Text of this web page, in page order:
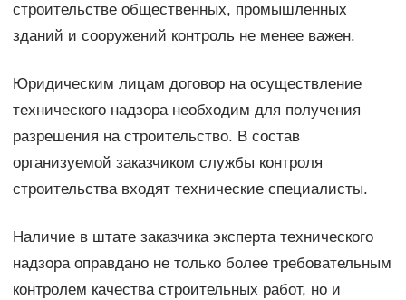
строительстве общественных, промышленных
зданий и сооружений контроль не менее важен.
Юридическим лицам договор на осуществление
технического надзора необходим для получения
разрешения на строительство. В состав
организуемой заказчиком службы контроля
строительства входят технические специалисты.
Наличие в штате заказчика эксперта технического
надзора оправдано не только более требовательным
контролем качества строительных работ, но и